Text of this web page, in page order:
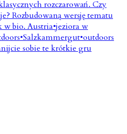
sobie te krótkie gru